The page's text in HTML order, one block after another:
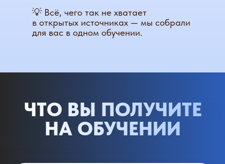
💡 Всё, чего так не хватает
в открытых источниках — мы собрали
для вас в одном обучении.
ЧТО ВЫ ПОЛУЧИТЕ
НА ОБУЧЕНИИ